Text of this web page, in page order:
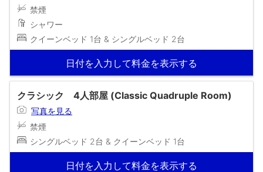
禁煙
シャワー
クイーンベッド 1台 & シングルベッド 2台
日付を入力して料金を表示する
クラシック 4人部屋 (Classic Quadruple Room)
写真を見る
禁煙
シングルベッド 2台 & クイーンベッド 1台
日付を入力して料金を表示する